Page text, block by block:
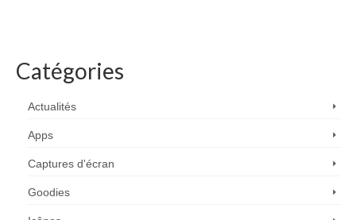
Catégories
Actualités
Apps
Captures d'écran
Goodies